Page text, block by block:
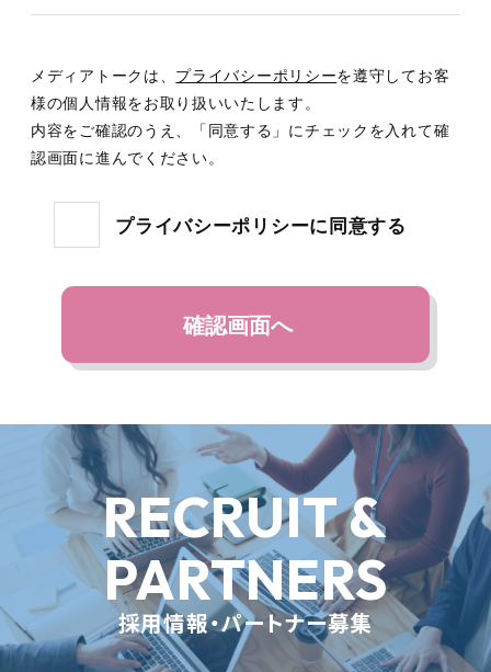
メディアトークは、 プライバシーポリシーを遵守してお客
様の個人情報をお取り扱いいたします。
内容をご確認のうえ、「同意する」にチェックを入れて確
認画面に進んでください。
プライバシーポリシーに同意する
RECRUIT &
PARTNERS
採用情報・パートナー募集